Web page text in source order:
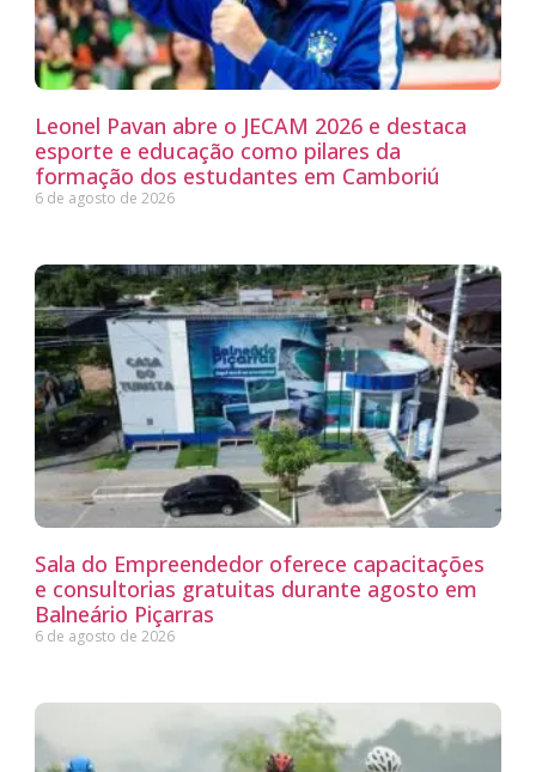
Leonel Pavan abre o JECAM 2026 e destaca
esporte e educação como pilares da
formação dos estudantes em Camboriú
6 de agosto de 2026
Sala do Empreendedor oferece capacitações
e consultorias gratuitas durante agosto em
Balneário Piçarras
6 de agosto de 2026